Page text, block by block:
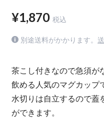
¥1,870 税込
別途送料がかかります。
茶こし付きなので急須が
飲める人気のマグカップ
水切りは自立するので蓋
ができます。